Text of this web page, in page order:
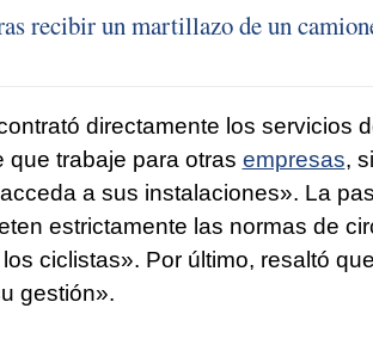
recibir un martillazo de un
directamente los servicios
que trabaje para otras empresas,
a sus instalaciones». La
estrictamente las normas de
ciclistas». Por último, resaltó
gestión».